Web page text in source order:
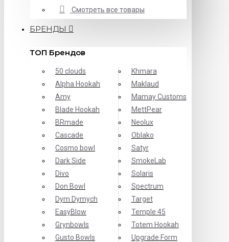
Смотреть все товары
БРЕНДЫ
ТОП Брендов
50 clouds
Alpha Hookah
Amy
Blade Hookah
BRmade
Cascade
Cosmo bowl
Dark Side
Divo
Don Bowl
Dym Dymych
EasyBlow
Grynbowls
Gusto Bowls
Khmara
Maklaud
Mamay Customs
MettPear
Neolux
Oblako
Satyr
SmokeLab
Solaris
Spectrum
Target
Temple 45
Totem Hookah
Upgrade Form